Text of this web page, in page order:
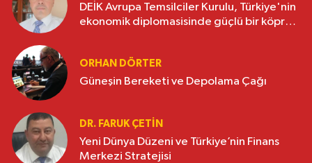
DEİK Avrupa Temsilciler Kurulu, Türkiye'nin
ekonomik diplomasisinde güçlü bir köprü
ORHAN DÖRTER
Güneşin Bereketi ve Depolama Çağı
DR. FARUK ÇETİN
Yeni Dünya Düzeni ve Türkiye’nin Finans
Merkezi Stratejisi